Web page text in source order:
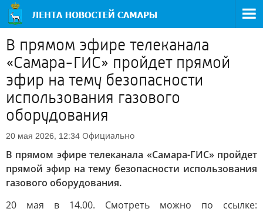
В прямом эфире телеканала
«Самара-ГИС» пройдет прямой
эфир на тему безопасности
использования газового
оборудования
20 мая 2026, 12:34 Официально
В прямом эфире телеканала «Самара-ГИС» пройдет
прямой эфир на тему безопасности использования
газового оборудования.
20 мая в 14.00. Смотреть можно по ссылке: